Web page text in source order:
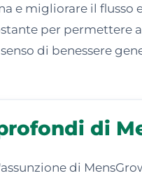
e migliorare il flusso
per permettere
di benessere
di
di